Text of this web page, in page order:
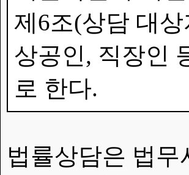
제6조(상담 대
상공인, 직장인
로 한다.
법률상담은 법